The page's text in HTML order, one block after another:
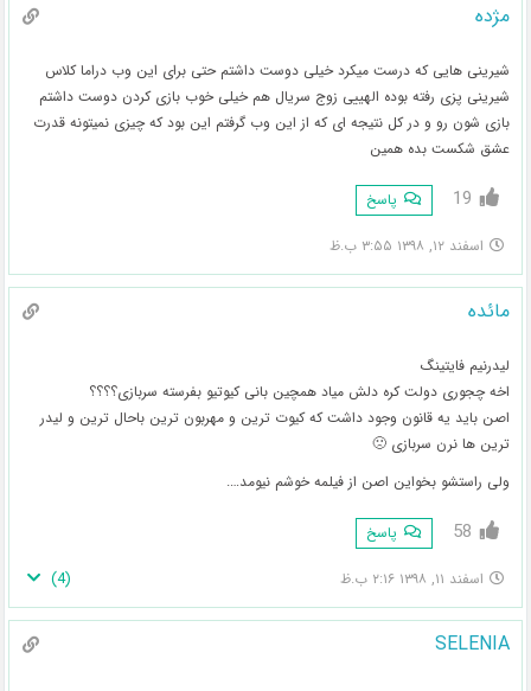
مژده
شیرینی هایی که درست میکرد خیلی دوست داشتم حتی برای این وب دراما کلاس
شیرینی پزی رفته بوده الهییی زوج سریال هم خیلی خوب بازی کردن دوست داشتم
بازی شون رو و در کل نتیجه ای که از این وب گرفتم این بود که چیزی نمیتونه قدرت
عشق شکست بده همین
19 پاسخ
اسفند ۱۲, ۱۳۹۸ ۳:۵۵ ب.ظ
مائده
لیدرنیم فایتینگ
اخه چجوری دولت کره دلش میاد همچین بانی کیوتیو بفرسته سربازی؟؟؟؟
اصن باید یه قانون وجود داشت که کیوت ترین و مهربون ترین باحال ترین و لیدر
ترین ها نرن سربازی 🙁
ولی راستشو بخواین اصن از فیلمه خوشم نیومد….
58 پاسخ
اسفند ۱۱, ۱۳۹۸ ۲:۱۶ ب.ظ (
4
)
SELENIA